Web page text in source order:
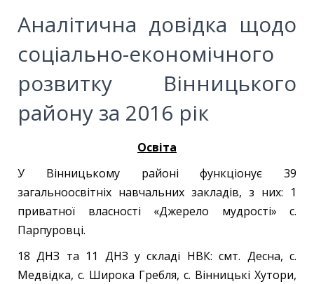
Аналітична довідка щодо
соціально-економічного
розвитку Вінницького
району за 2016 рік
Освіта
У Вінницькому районі функціонує 39
загальноосвітніх навчальних закладів, з них: 1
приватної власності «Джерело мудрості» с.
Парпуровці.
18 ДНЗ та 11 ДНЗ у складі НВК: смт. Десна, с.
Медвідка, с. Широка Гребля, с. Вінницькі Хутори,